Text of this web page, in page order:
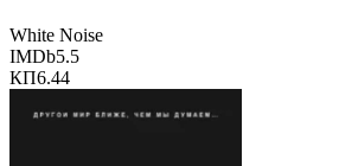
White Noise
IMDb5.5
КП6.44